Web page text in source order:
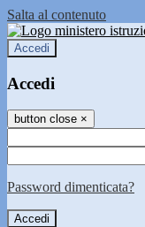
Salta al contenuto
Accedi
Accedi
button close ×
Password dimenticata?